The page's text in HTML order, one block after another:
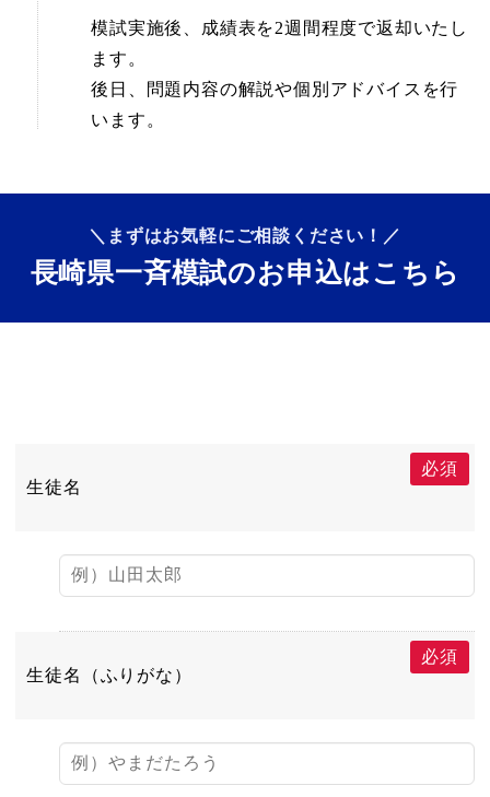
模試実施後、成績表を2週間程度で返却いたし
ます。
後日、問題内容の解説や個別アドバイスを行
います。
＼まずはお気軽にご相談ください！／
長崎県一斉模試のお申込はこちら
生徒名
必須
生徒名（ふりがな）
必須